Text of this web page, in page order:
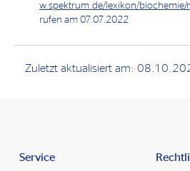
w.spektrum.de/lexikon/biochemie/
rufen am 07.07.2022
Zuletzt aktualisiert am:
Service